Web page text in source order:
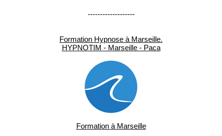
-------------------
Formation Hypnose à Marseille.
HYPNOTIM - Marseille - Paca
Formation à Marseille